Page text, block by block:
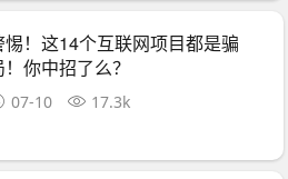
惕！这14个互联网项目都是骗
！你中招了么？
07-10 17.3k